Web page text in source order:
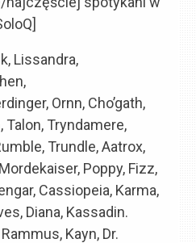
Lissandra,
Ornn, Cho’gath,
Talon, Tryndamere,
Trundle, Aatrox,
Poppy, Fizz,
Cassiopeia, Karma,
Diana, Kassadin.
Kayn, Dr.